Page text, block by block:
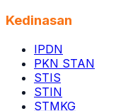
Kedinasan
IPDN
PKN STAN
STIS
STIN
STMKG